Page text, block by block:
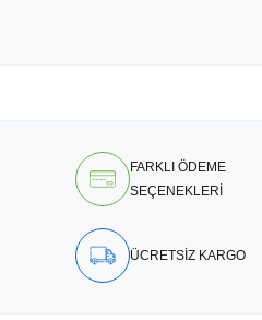
FARKLI ÖDEME
SEÇENEKLERİ
ÜCRETSİZ KARGO